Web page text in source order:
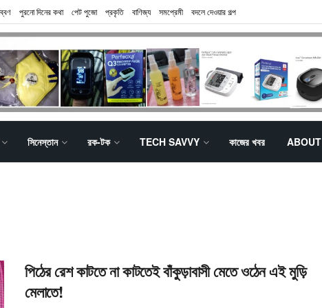
পুরনো দিনের কথা পেট পুজো প্রকৃতি বাণিজ্য সমপ্রেমী বদলে দেওয়ার গল্প
সিনেস্তান রক-টক TECH SAVVY কাজের খবর ABOUT
পিঠের রেশ কাটতে না কাটতেই বাঁকুড়াবাসী মেতে ওঠেন এই মুড়ি
মেলাতে!